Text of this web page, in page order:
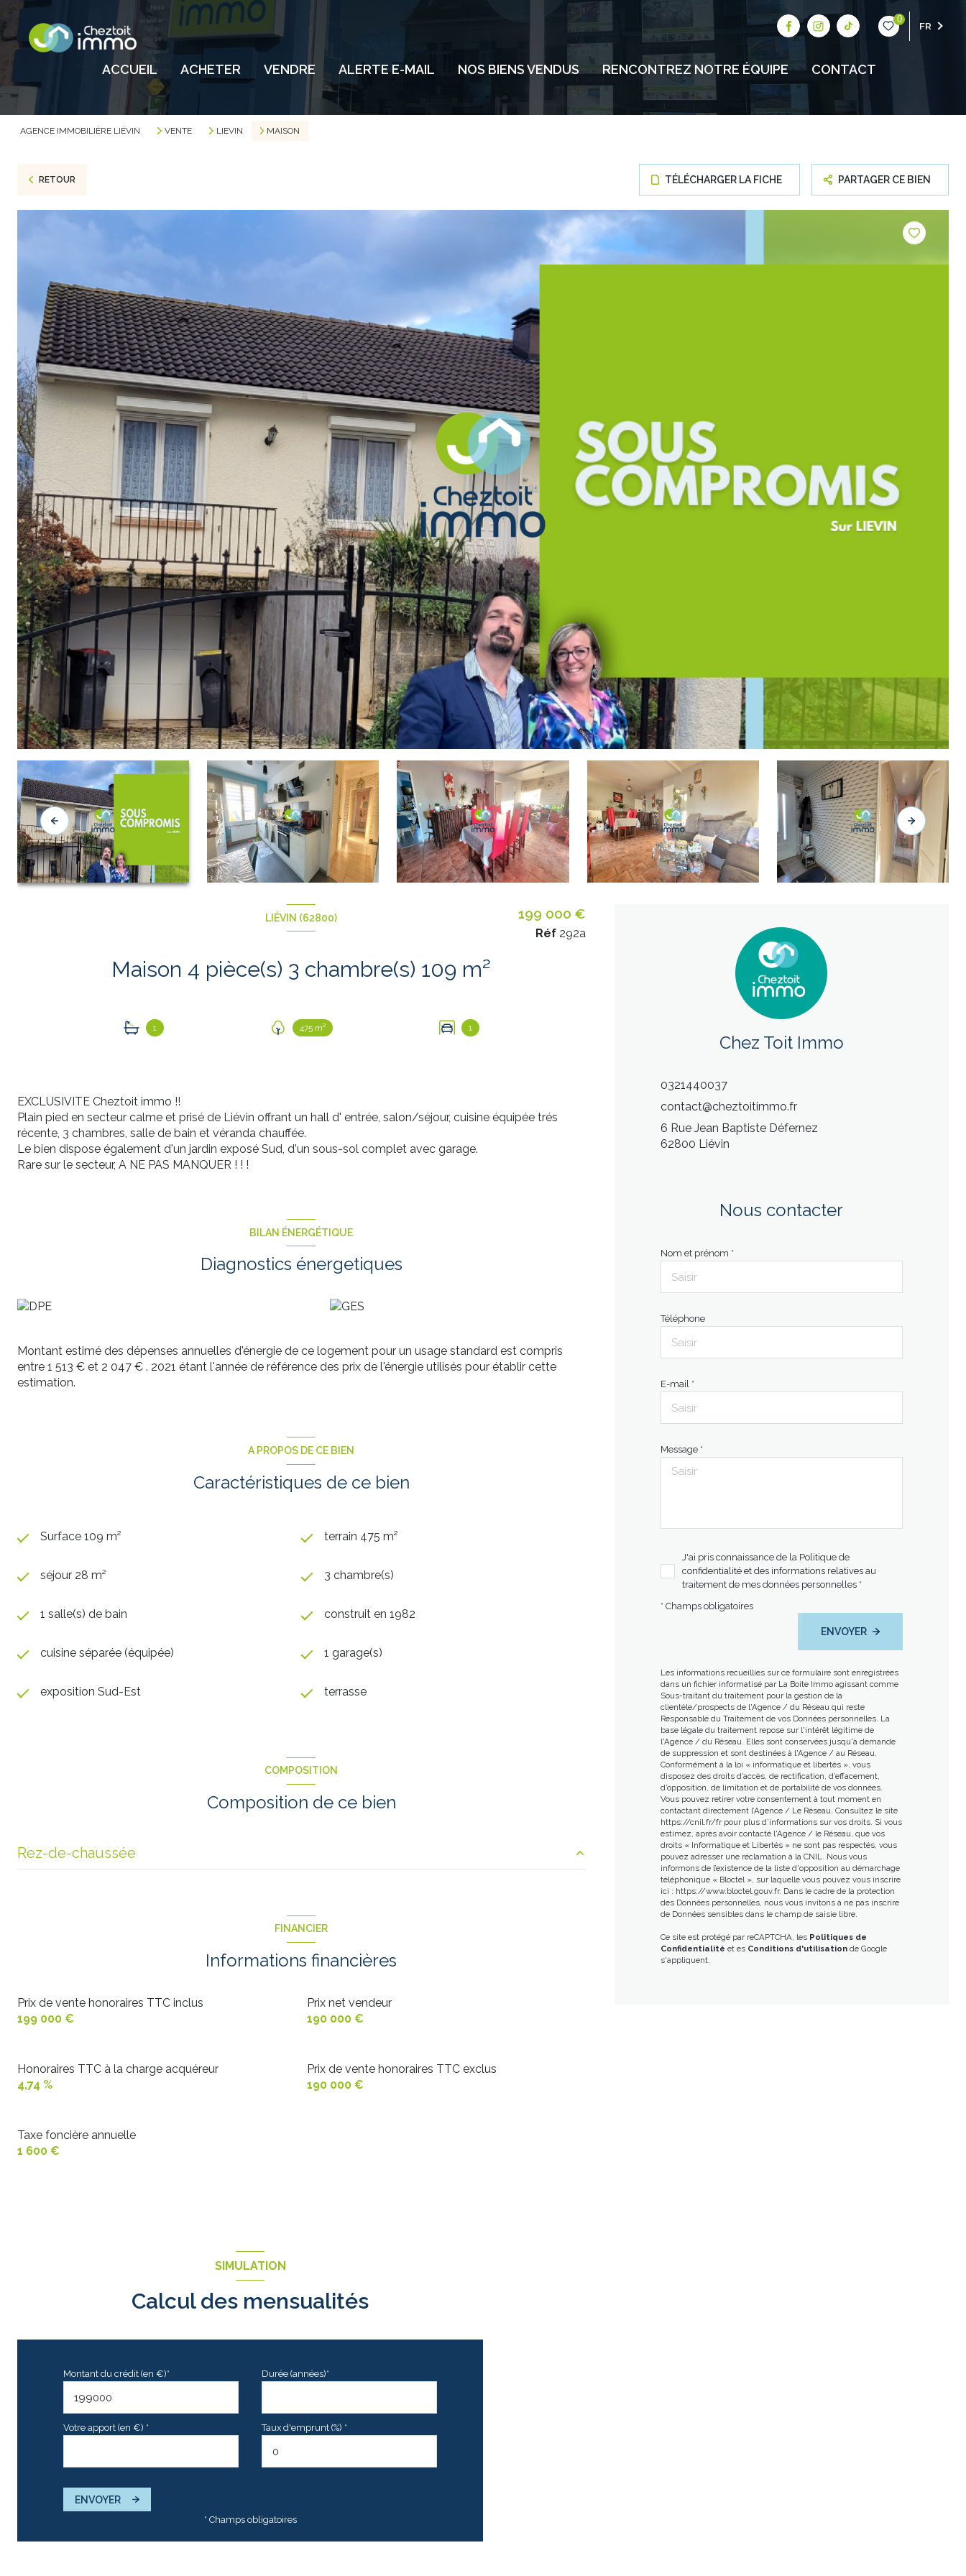
0
FR
ACCUEIL ACHETER VENDRE ALERTE E-MAIL NOS BIENS VENDUS RENCONTREZ NOTRE ÉQUIPE CONTACT
AGENCE IMMOBILIÈRE LIÉVIN VENTE LIEVIN MAISON
RETOUR TÉLÉCHARGER LA FICHE PARTAGER CE BIEN
LIÉVIN (62800)
Maison 4 pièce(s) 3 chambre(s) 109 m²
1 475 m² 1
199 000 €
Réf 292a
EXCLUSIVITE Cheztoit immo !!
Plain pied en secteur calme et prisé de Liévin offrant un hall d' entrée, salon/séjour, cuisine équipée trés
récente, 3 chambres, salle de bain et véranda chauffée.
Le bien dispose également d'un jardin exposé Sud, d'un sous-sol complet avec garage.
Rare sur le secteur, A NE PAS MANQUER ! ! !
BILAN ÉNERGÉTIQUE
Diagnostics énergetiques
Montant estimé des dépenses annuelles d'énergie de ce logement pour un usage standard est compris
entre 1 513 € et 2 047 € . 2021 étant l'année de référence des prix de l'énergie utilisés pour établir cette
estimation.
A PROPOS DE CE BIEN
Caractéristiques de ce bien
Surface 109 m² terrain 475 m²
séjour 28 m² 3 chambre(s)
1 salle(s) de bain construit en 1982
cuisine séparée (équipée) 1 garage(s)
exposition Sud-Est terrasse
COMPOSITION
Composition de ce bien
Rez-de-chaussée
salle de bain
chambre
cellier
FINANCIER
Informations financières
Prix de vente honoraires TTC inclus
199 000 €
Prix net vendeur
190 000 €
Prix de vente honoraires TTC exclus
190 000 €
Honoraires TTC à la charge acquéreur
4,74 %
Taxe foncière annuelle
1 600 €
Chez Toit Immo
0321440037
contact@cheztoitimmo.fr
6 Rue Jean Baptiste Défernez
62800 Liévin
Nous contacter
Nom et prénom *
Téléphone
E-mail *
Message *
J'ai pris connaissance de la Politique de
confidentialité et des informations relatives au
traitement de mes données personnelles *
* Champs obligatoires
ENVOYER
Les informations recueillies sur ce formulaire sont enregistrées
dans un fichier informatisé par La Boite Immo agissant comme
Sous-traitant du traitement pour la gestion de la
clientèle/prospects de l'Agence / du Réseau qui reste
Responsable du Traitement de vos Données personnelles. La
base légale du traitement repose sur l'intérêt légitime de
l'Agence / du Réseau. Elles sont conservées jusqu'à demande
de suppression et sont destinées à l'Agence / au Réseau.
Conformément à la loi « informatique et libertés », vous
disposez des droits d’accès, de rectification, d’effacement,
d’opposition, de limitation et de portabilité de vos données.
Vous pouvez retirer votre consentement à tout moment en
contactant directement l’Agence / Le Réseau. Consultez le site
https://cnil.fr/frpour plus d’informations sur vos droits. Si vous
estimez, après avoir contacté l'Agence / le Réseau, que vos
droits « Informatique et Libertés » ne sont pas respectés, vous
pouvez adresser une réclamation à la CNIL. Nous vous
informons de l’existence de la liste d'opposition au démarchage
téléphonique « Bloctel », sur laquelle vous pouvez vous inscrire
ici : https://www.bloctel.gouv.fr. Dans le cadre de la protection
des Données personnelles, nous vous invitons à ne pas inscrire
de Données sensibles dans le champ de saisie libre.
Ce site est protégé par reCAPTCHA, les Politiques de
Confidentialité et es Conditions d'utilisationde Google
s'appliquent.
SIMULATION
Calcul des mensualités
Montant du crédit (en €)* Durée (années)*
Votre apport (en €) * Taux d'emprunt (%) *
ENVOYER
* Champs obligatoires